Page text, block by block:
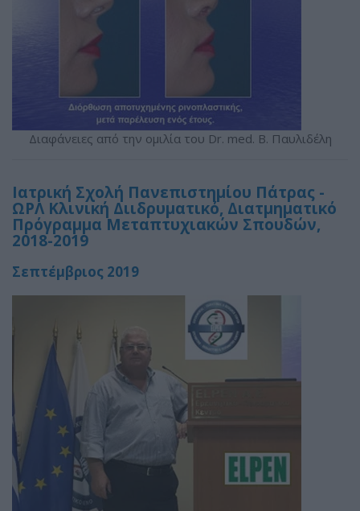
Διαφάνειες από την ομιλία του Dr. med. B. Παυλιδέλη
Ιατρική Σχολή Πανεπιστημίου Πάτρας -
ΩΡΛ Κλινική Διιδρυματικό, Διατμηματικό
Πρόγραμμα Μεταπτυχιακών Σπουδών,
2018-2019
Σεπτέμβριος 2019